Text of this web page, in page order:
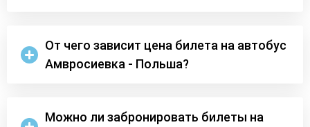
От чего зависит цена билета на автобус
Амвросиевка - Польша?
Можно ли забронировать билеты на